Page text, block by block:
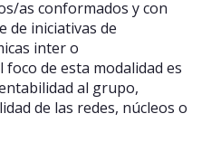
as conformados y con
de iniciativas de
inter o
de esta modalidad es
al grupo,
de las redes, núcleos o